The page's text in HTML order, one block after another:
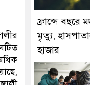
ফ্রান্সে বছরে
মৃত্যু,
হাজার